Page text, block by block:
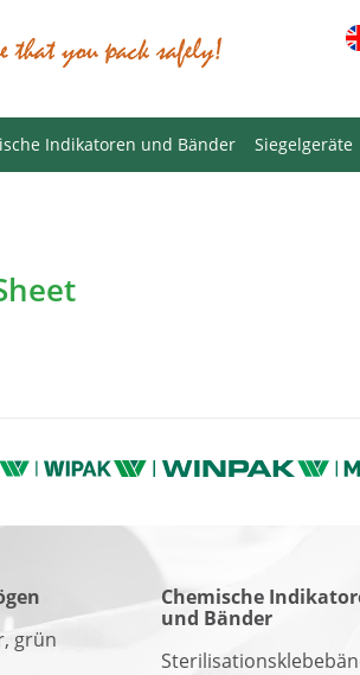
Indikatoren und Bänder Siegelgeräte
grün
Chemische
und Bänder